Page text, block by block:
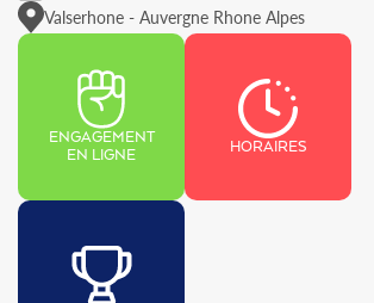
Valserhone - Auvergne Rhone Alpes
ENGAGEMENT
EN LIGNE
HORAIRES